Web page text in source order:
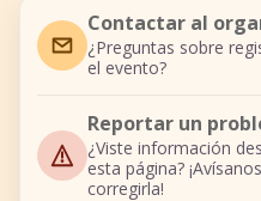
Contactar al
¿Preguntas sobre
el evento?
Reportar un
¿Viste información
esta página?
corregirla!